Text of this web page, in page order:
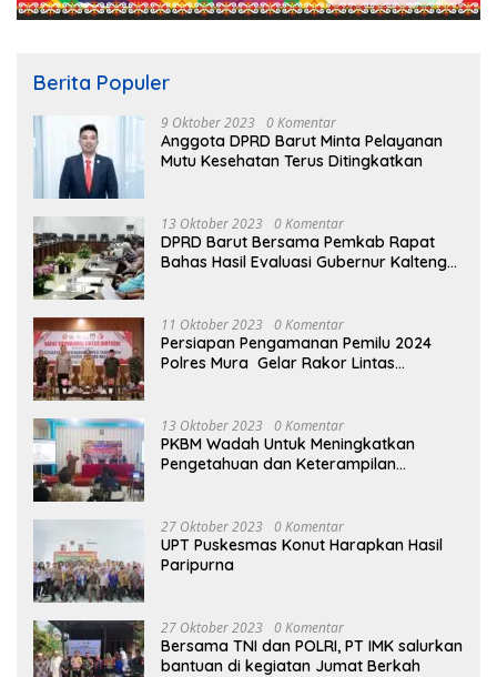
Berita Populer
9 Oktober 2023 0 Komentar
Anggota DPRD Barut Minta Pelayanan
Mutu Kesehatan Terus Ditingkatkan
13 Oktober 2023 0 Komentar
DPRD Barut Bersama Pemkab Rapat
Bahas Hasil Evaluasi Gubernur Kalteng
11 Oktober 2023 0 Komentar
Persiapan Pengamanan Pemilu 2024
Polres Mura Gelar Rakor Lintas
13 Oktober 2023 0 Komentar
PKBM Wadah Untuk Meningkatkan
Pengetahuan dan Keterampilan
27 Oktober 2023 0 Komentar
UPT Puskesmas Konut Harapkan Hasil
Paripurna
27 Oktober 2023 0 Komentar
Bersama TNI dan POLRI, PT IMK salurkan
bantuan di kegiatan Jumat Berkah